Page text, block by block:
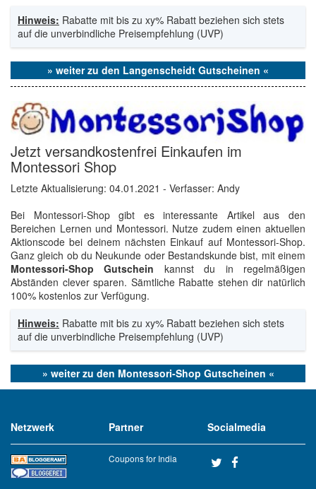
Hinweis: Rabatte mit bis zu xy% Rabatt beziehen sich stets
auf die unverbindliche Preisempfehlung (UVP)
» weiter zu den Langenscheidt Gutscheinen «
Jetzt versandkostenfrei Einkaufen im
Montessori Shop
Letzte Aktualisierung: 04.01.2021 - Verfasser: Andy
Bei Montessori-Shop gibt es interessante Artikel aus den
Bereichen Lernen und Montessori. Nutze zudem einen aktuellen
Aktionscode bei deinem nächsten Einkauf auf Montessori-Shop.
Ganz gleich ob du Neukunde oder Bestandskunde bist, mit einem
Montessori-Shop Gutschein kannst du in regelmäßigen
Abständen clever sparen. Sämtliche Rabatte stehen dir natürlich
100% kostenlos zur Verfügung.
Hinweis: Rabatte mit bis zu xy% Rabatt beziehen sich stets
auf die unverbindliche Preisempfehlung (UVP)
» weiter zu den Montessori-Shop Gutscheinen «
Netzwerk Partner
Coupons for India
Socialmedia